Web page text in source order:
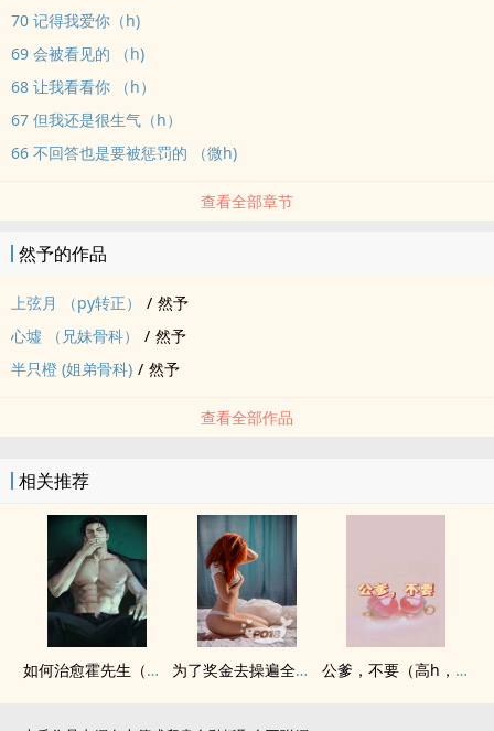
70 记得我爱你（h)
69 会被看见的 （h)
68 让我看看你 （h）
67 但我还是很生气（h）
66 不回答也是要被惩罚的 （微h)
查看全部章节
然予的作品
上弦月 （py转正） / 然予
心墟 （‍‎‌兄‎妹‍‌骨科）
/ 然予
半只橙 (姐弟骨科) / 然予
查看全部作品
相关推荐
如何治愈霍先生（‎高‎‎h‍快穿1v1） 为了奖金去操遍全校男神 公爹，不要（‎高‎‎h‍，‍乱‍‌‎伦‌‎，公媳）